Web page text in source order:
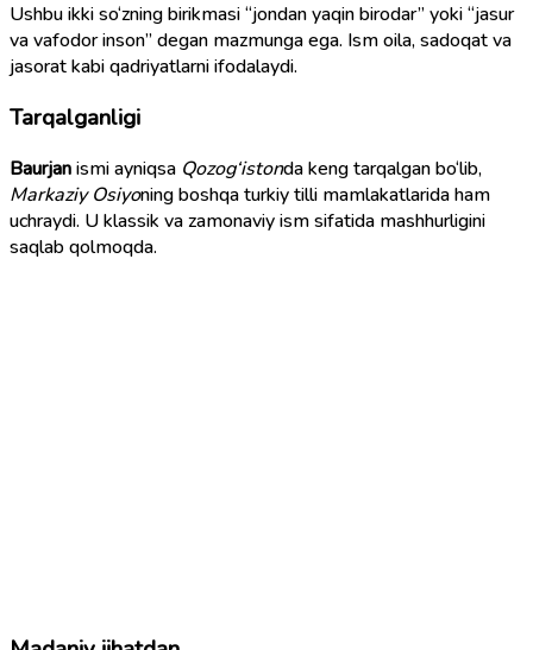
Ushbu ikki so‘zning birikmasi “jondan yaqin birodar” yoki “jasur
va vafodor inson” degan mazmunga ega. Ism oila, sadoqat va
jasorat kabi qadriyatlarni ifodalaydi.
Tarqalganligi
Baurjanismi ayniqsa Qozog‘istonda keng tarqalgan bo‘lib,
Markaziy Osiyoning boshqa turkiy tilli mamlakatlarida ham
uchraydi. U klassik va zamonaviy ism sifatida mashhurligini
saqlab qolmoqda.